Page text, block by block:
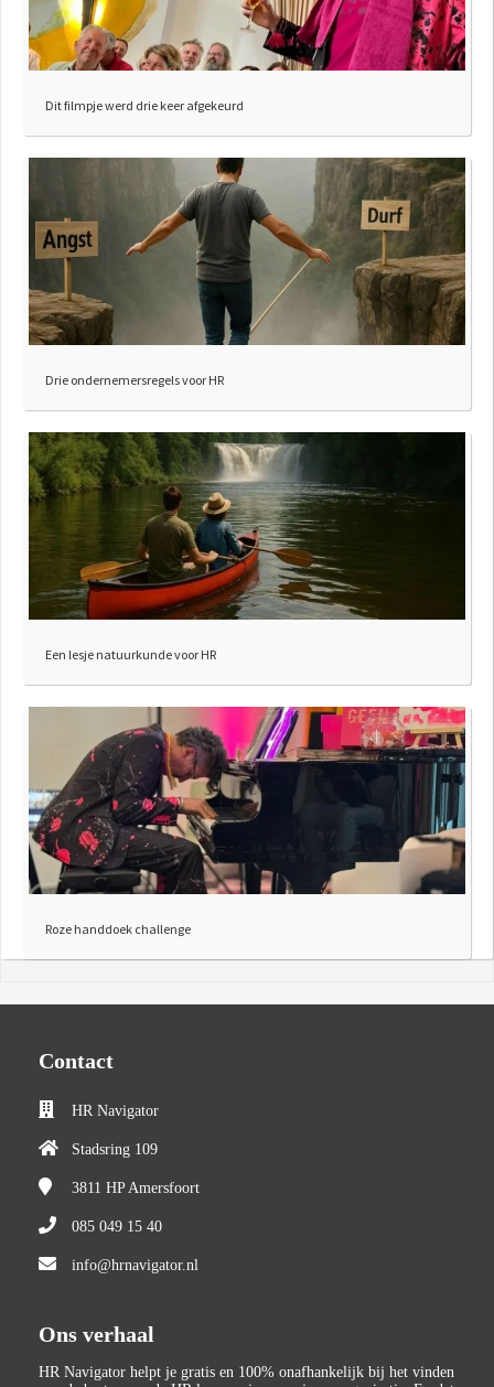
Dit filmpje werd drie keer afgekeurd
Drie ondernemersregels voor HR
Een lesje natuurkunde voor HR
Roze handdoek challenge
Contact
HR Navigator
Stadsring 109
3811 HPAmersfoort
085 049 15 40
info@hrnavigator.nl
Ons verhaal
HR Navigator helpt je gratis en 100% onafhankelijk bij het vinden